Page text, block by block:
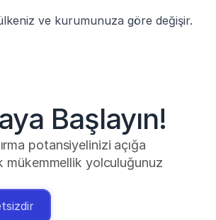
ve kurumunuza göre değişir.
Başlayın!
potansiyelinizi açığa
mükemmellik yolculuğunuz